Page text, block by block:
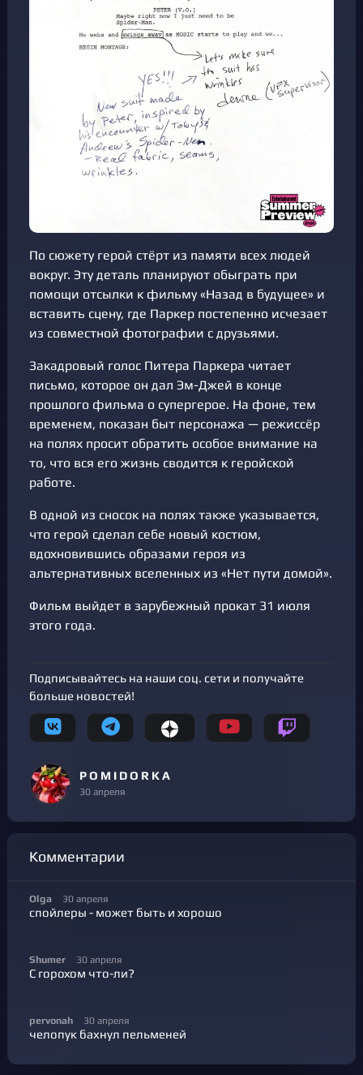
По сюжету герой стёрт из памяти всех людей
вокруг. Эту деталь планируют обыграть при
помощи отсылки к фильму «Назад в будущее» и
вставить сцену, где Паркер постепенно исчезает
из совместной фотографии с друзьями.
Закадровый голос Питера Паркера читает
письмо, которое он дал Эм-Джей в конце
прошлого фильма о супергерое. На фоне, тем
временем, показан быт персонажа — режиссёр
на полях просит обратить особое внимание на
то, что вся его жизнь сводится к геройской
работе.
В одной из сносок на полях также указывается,
что герой сделал себе новый костюм,
вдохновившись образами героя из
альтернативных вселенных из «Нет пути домой».
Фильм выйдет в зарубежный прокат 31 июля
этого года.
Подписывайтесь на наши соц. сети и получайте
больше новостей!
P O M I D O R K A
30 апреля
Комментарии
Olga 30 апреля
спойлеры - может быть и хорошо
Shumer 30 апреля
С горохом что-ли?
pervonah 30 апреля
челопук бахнул пельменей